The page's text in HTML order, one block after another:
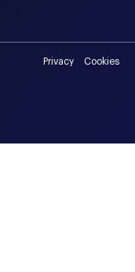
Privacy Cookies